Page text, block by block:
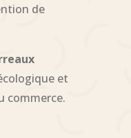
de
et
commerce.